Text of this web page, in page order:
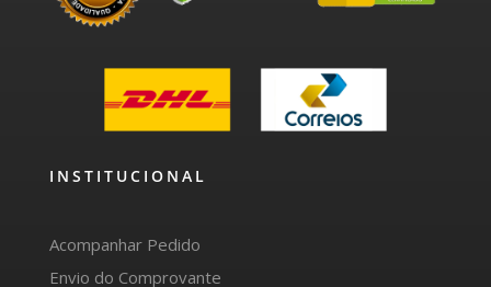
INSTITUCIONAL
Acompanhar Pedido
Envio do Comprovante